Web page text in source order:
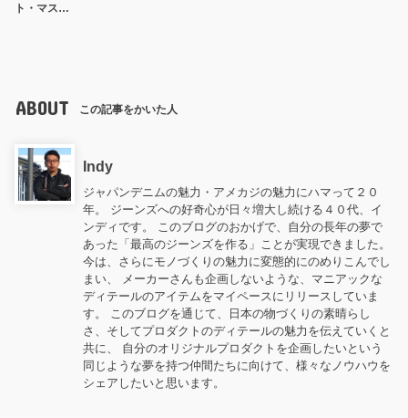
ト・マス…
ABOUT この記事をかいた人
Indy
ジャパンデニムの魅力・アメカジの魅力にハマって２０
年。 ジーンズへの好奇心が日々増大し続ける４０代、イ
ンディです。 このブログのおかげで、自分の長年の夢で
あった「最高のジーンズを作る」ことが実現できました。
今は、さらにモノづくりの魅力に変態的にのめりこんでし
まい、 メーカーさんも企画しないような、マニアックな
ディテールのアイテムをマイペースにリリースしていま
す。 このブログを通じて、日本の物づくりの素晴らし
さ、そしてプロダクトのディテールの魅力を伝えていくと
共に、 自分のオリジナルプロダクトを企画したいという
同じような夢を持つ仲間たちに向けて、様々なノウハウを
シェアしたいと思います。